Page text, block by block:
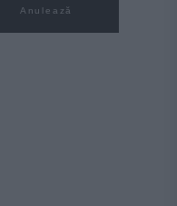
Anulează